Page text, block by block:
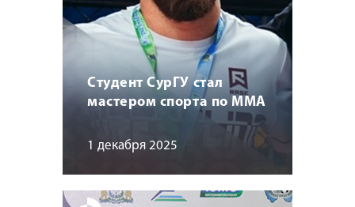
Студент СурГУ стал
мастером спорта по MMA
1 декабря 2025